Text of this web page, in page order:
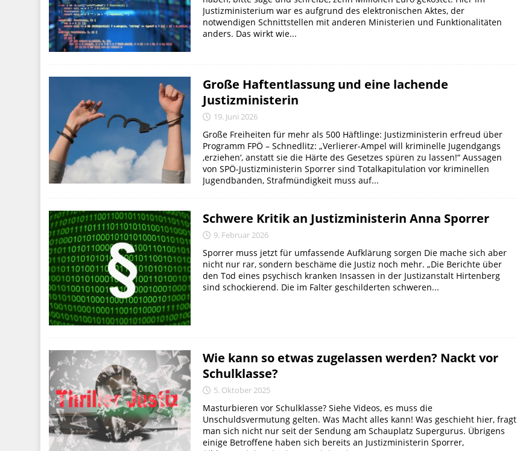
Justizministerium war es aufgrund des elektronischen Aktes, der
notwendigen Schnittstellen mit anderen Ministerien und Funktionalitäten
anders. Das wirkt wie...
Große Haftentlassung und eine lachende
Justizministerin
19. Juni 2026
Große Freiheiten für mehr als 500 Häftlinge: Justizministerin erfreud über
Programm FPÖ – Schnedlitz: „Verlierer-Ampel will kriminelle Jugendgangs
‚erziehen‘, anstatt sie die Härte des Gesetzes spüren zu lassen!“ Aussagen
von SPÖ-Justizministerin Sporrer sind Totalkapitulation vor kriminellen
Jugendbanden, Strafmündigkeit muss auf...
Schwere Kritik an Justizministerin Anna Sporrer
9. Februar 2026
Sporrer muss jetzt für umfassende Aufklärung sorgen Die mache sich aber
nicht nur rar, sondern beschäme die Justiz noch mehr. „Die Berichte über
den Tod eines psychisch kranken Insassen in der Justizanstalt Hirtenberg
sind schockierend. Die im Falter geschilderten schweren...
Wie kann so etwas zugelassen werden? Nackt vor
Schulklasse?
5. Oktober 2025
Masturbieren vor Schulklasse? Siehe Videos, es muss die
Unschuldsvermutung gelten. Was Macht alles kann! Was geschieht hier, fragt
man sich nicht nur seit der Sendung am Schauplatz Supergurus. Übrigens
einige Betroffene haben sich bereits an Justizministerin Sporrer,